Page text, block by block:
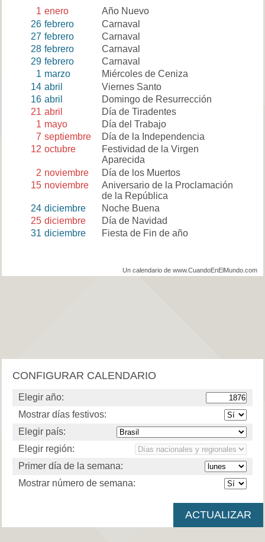
1 enero
Año Nuevo
26 febrero
Carnaval
27 febrero
Carnaval
28 febrero
Carnaval
29 febrero
Carnaval
1 marzo
Miércoles de Ceniza
14 abril
Viernes Santo
16 abril
Domingo de Resurrección
21 abril
Día de Tiradentes
1 mayo
Día del Trabajo
7 septiembre
Día de la Independencia
12 octubre
Festividad de la Virgen
Aparecida
2 noviembre
Día de los Muertos
15 noviembre
Aniversario de la Proclamación
de la República
24 diciembre
Noche Buena
25 diciembre
Día de Navidad
31 diciembre Fiesta de Fin de año
Un calendario de www.CuandoEnElMundo.com
CONFIGURAR CALENDARIO
Elegir año:
Mostrar días festivos:
Elegir país:
Elegir región:
Primer día de la semana:
Mostrar número de semana: